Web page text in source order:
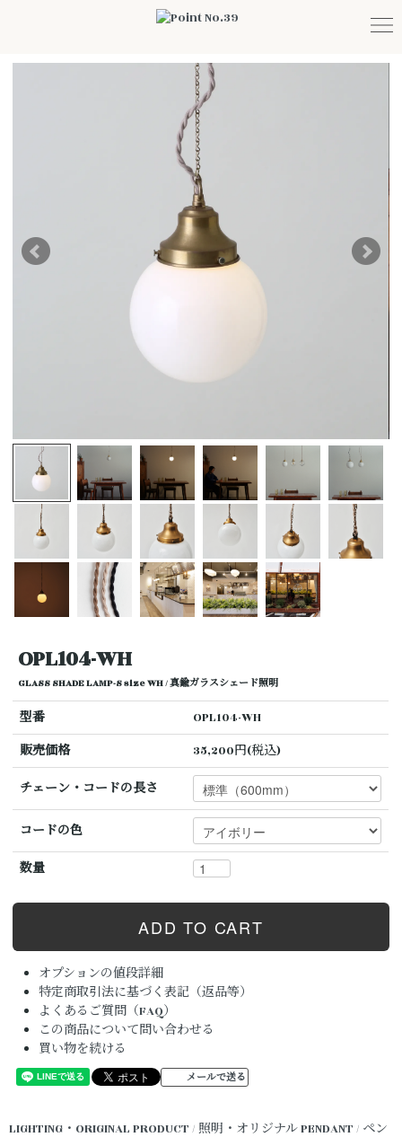
OPL104-WH
GLASS SHADE LAMP-S size WH / 真鍮ガラスシェード照明
型番
OPL104-WH
販売価格
35,200円(税込)
チェーン・コードの長さ
コードの色
数量
オプションの値段詳細
特定商取引法に基づく表記（返品等）
よくあるご質問（FAQ）
この商品について問い合わせる
買い物を続ける
メールで送る
LIGHTING・ORIGINAL PRODUCT / 照明・オリジナルPENDANT / ペン